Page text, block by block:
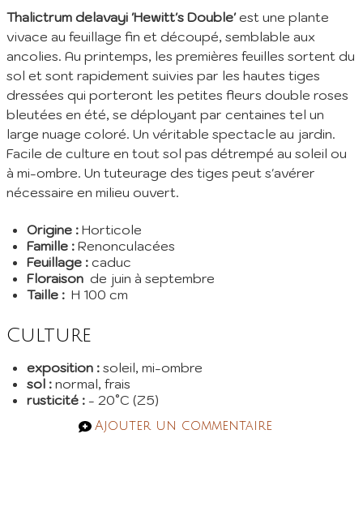
Thalictrum delavayi 'Hewitt's Double'est une plante
vivace au feuillage fin et découpé, semblable aux
ancolies. Au printemps, les premières feuilles sortent du
sol et sont rapidement suivies par les hautes tiges
dressées qui porteront les petites fleurs double roses
bleutées en été, se déployant par centaines tel un
large nuage coloré. Un véritable spectacle au jardin.
Facile de culture en tout sol pas détrempé au soleil ou
à mi-ombre. Un tuteurage des tiges peut s'avérer
nécessaire en milieu ouvert.
Origine : Horticole
Famille : Renonculacées
Feuillage : caduc
Floraison de juin à septembre
Taille : H 100 cm
Culture
exposition : soleil, mi-ombre
sol : normal, frais
rusticité : - 20°C (Z5)
Ajouter un commentaire